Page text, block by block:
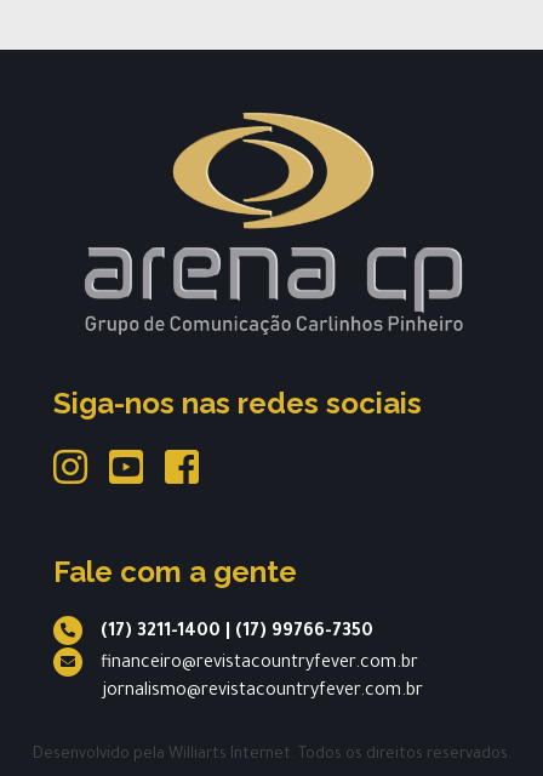
Siga-nos nas redes sociais
Fale com a gente
(17) 3211-1400
(17) 99766-7350
financeiro@revistacountryfever.com.br
jornalismo@revistacountryfever.com.br
Desenvolvido pela Williarts Internet. Todos os direitos reservados.